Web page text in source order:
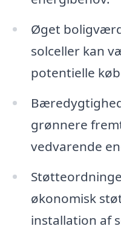
Øget
solceller kan
potentielle
grønnere
vedvarende
økonomisk
installation af